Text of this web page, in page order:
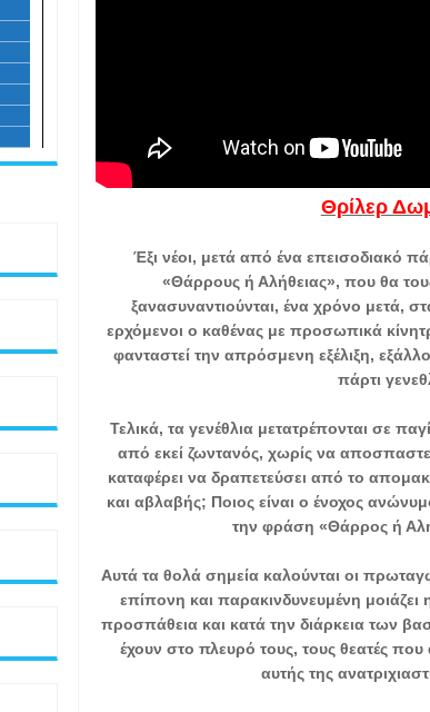
Θρίλερ
Έξι νέοι, μετά από ένα επεισοδιακό
«Θάρρους ή Αλήθειας», που θα
ξανασυναντιούνται, ένα χρόνο μετά,
ερχόμενοι ο καθένας με προσωπικά
φανταστεί την απρόσμενη εξέλιξη,
πάρτι
Τελικά, τα γενέθλια μετατρέπονται σε
από εκεί ζωντανός, χωρίς να
καταφέρει να δραπετεύσει από το
και αβλαβής; Ποιος είναι ο ένοχος
την φράση «Θάρρος ή
Αυτά τα θολά σημεία καλούνται οι
επίπονη και παρακινδυνευμένη μοιάζει
προσπάθεια και κατά την διάρκεια των
έχουν στο πλευρό τους, τους θεατές
αυτής της